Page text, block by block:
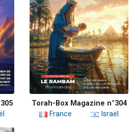
Torah-Box Magazine n°304
France
Israël